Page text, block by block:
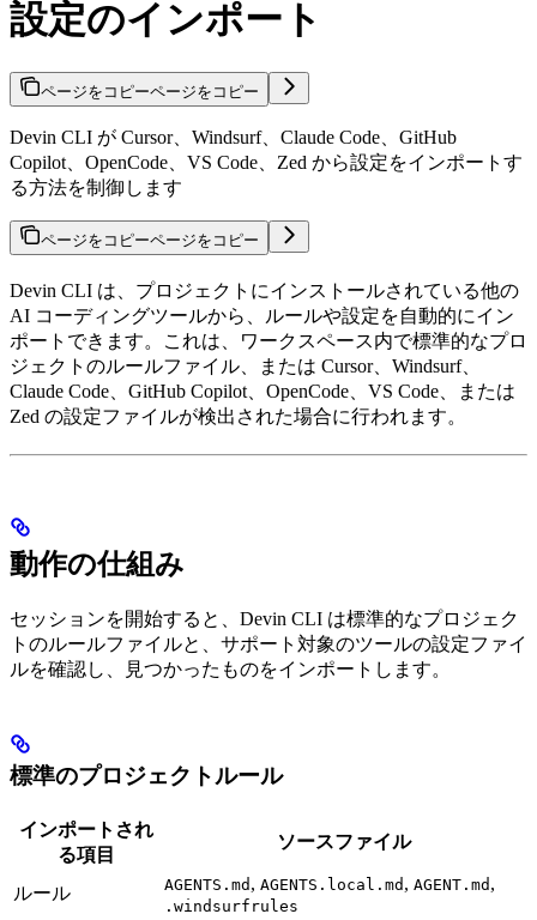
設定のインポート
ページをコピーページをコピー
Devin CLI が Cursor、Windsurf、Claude Code、GitHub
Copilot、OpenCode、VS Code、Zed から設定をインポートす
る方法を制御します
ページをコピーページをコピー
Devin CLI は、プロジェクトにインストールされている他の
AI コーディングツールから、ルールや設定を自動的にイン
ポートできます。これは、ワークスペース内で標準的なプロ
ジェクトのルールファイル、または Cursor、Windsurf、
Claude Code、GitHub Copilot、OpenCode、VS Code、または
Zed の設定ファイルが検出された場合に行われます。
動作の仕組み
セッションを開始すると、Devin CLI は標準的なプロジェク
トのルールファイルと、サポート対象のツールの設定ファイ
ルを確認し、見つかったものをインポートします。
標準のプロジェクトルール
インポートされ
る項目
ソースファイル
ルール AGENTS.md , AGENTS.local.md , AGENT.md ,
.windsurfrules